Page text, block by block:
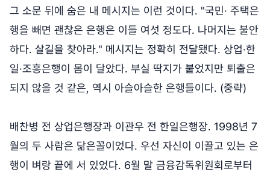
그 소문 뒤에 숨은 내 메시지는 이런 것이다. "국민· 주택은
행을 빼면 괜찮은 은행은 이들 여섯 정도다. 나머지는 불안
하다. 살길을 찾아라." 메시지는 정확히 전달됐다. 상업·한
일·조흥은행이 몸이 달았다. 부실 딱지가 붙었지만 퇴출은
되지 않을 것 같은, 역시 아슬아슬한 은행들이다. (중략)
배찬병 전 상업은행장과 이관우 전 한일은행장. 1998년 7
월의 두 사람은 닮은꼴이었다. 우선 자신이 이끌고 있는 은
행이 벼랑 끝에 서 있었다. 6월 말 금융감독위원회로부터